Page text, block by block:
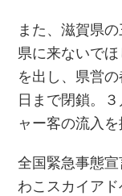
また、滋賀県
県に来ないで
を出し、県営
日まで閉鎖。
ャー客の流入を
全国緊急事態
わこスカイア